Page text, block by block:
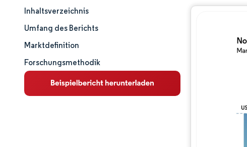
Marktgröße und -anteil
Marktanalyse
Trends und Einblicke
Segmentanalyse
Inhaltsverzeichnis
Umfang des Berichts
Marktdefinition
Forschungsmethodik